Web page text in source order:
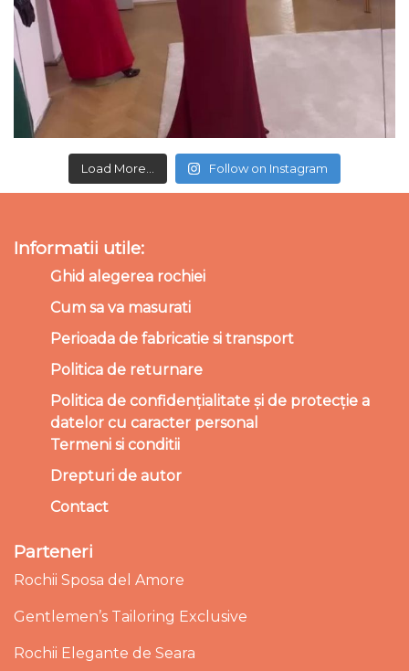
Load More... Follow on Instagram
Informatii utile:
Ghid alegerea rochiei
Cum sa va masurati
Perioada de fabricatie si transport
Politica de returnare
Politica de confidențialitate și de protecție a
datelor cu caracter personal
Termeni si conditii
Drepturi de autor
Contact
Parteneri
Rochii Sposa del Amore
Gentlemen’s Tailoring Exclusive
Rochii Elegante de Seara